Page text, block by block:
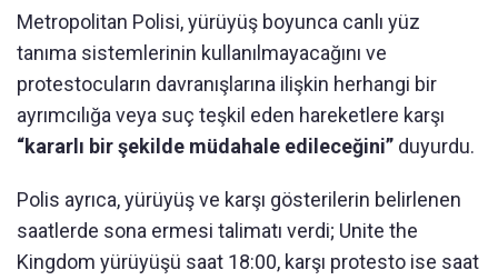
Metropolitan Polisi, yürüyüş boyunca canlı yüz
tanıma sistemlerinin kullanılmayacağını ve
protestocuların davranışlarına ilişkin herhangi bir
ayrımcılığa veya suç teşkil eden hareketlere karşı
“kararlı bir şekilde müdahale edileceğini” duyurdu.
Polis ayrıca, yürüyüş ve karşı gösterilerin belirlenen
saatlerde sona ermesi talimatı verdi; Unite the
Kingdom yürüyüşü saat 18:00, karşı protesto ise saat